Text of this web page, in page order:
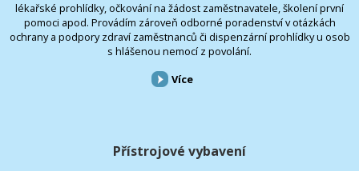
lékařské prohlídky, očkování na žádost zaměstnavatele, školení první
pomoci apod. Provádím zároveň odborné poradenství v otázkách
ochrany a podpory zdraví zaměstnanců či dispenzární prohlídky u osob
s hlášenou nemocí z povolání.
Více
Přístrojové vybavení